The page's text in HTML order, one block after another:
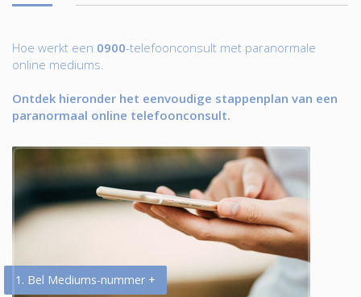
Hoe werkt een 0900-telefoonconsult met paranormale
online mediums.
Ontdek hieronder het eenvoudige stappenplan van een
paranormaal online telefoonconsult.
1. Bel Mediums-nummer +